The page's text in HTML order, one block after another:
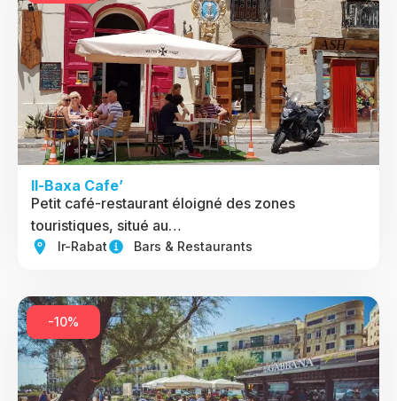
Il-Baxa Cafe’
Petit café-restaurant éloigné des zones
touristiques, situé au…
Ir-Rabat Bars & Restaurants
-10%